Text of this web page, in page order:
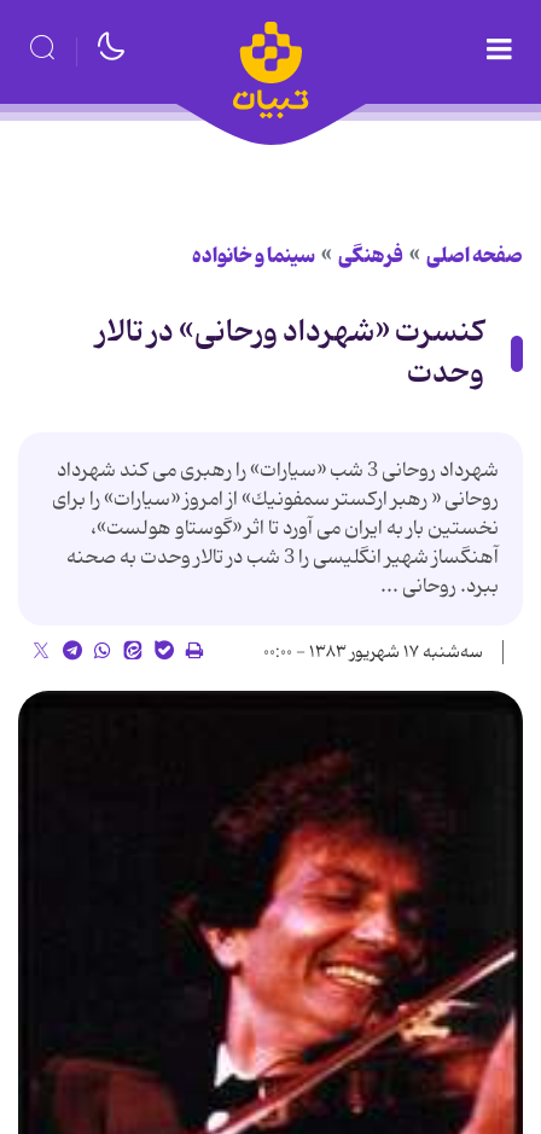
صفحه اصلی فرهنگی سینما و خانواده
كنسرت «شهرداد ورحانی» در تالار
وحدت
شهرداد روحانی 3 شب «سیارات» را رهبری می كند شهرداد
روحانی « رهبر اركستر سمفونیك» از امروز «سیارات» را برای
نخستین بار به ایران می آورد تا اثر «گوستاو هولست»،
آهنگساز شهیر انگلیسی را 3 شب در تالار وحدت به صحنه
ببرد. روحانی ...
سه‌شنبه ۱۷ شهریور ۱۳۸۳ - ۰۰:۰۰